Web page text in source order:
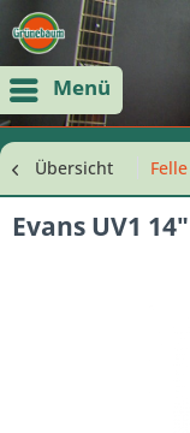
Menü
Übersicht Felle
Evans UV1